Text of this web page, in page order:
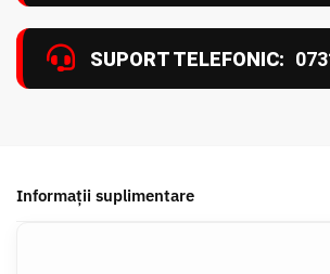
SUPORT TELEFONIC:
Informații suplimentare